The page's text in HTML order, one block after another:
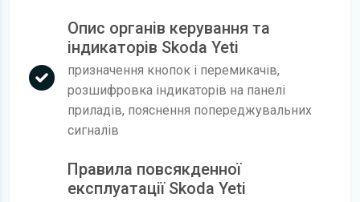
Опис органів керування та
індикаторів Skoda Yeti
призначення кнопок і перемикачів,
розшифровка індикаторів на панелі
приладів, пояснення попереджувальних
сигналів
Правила повсякденної
експлуатації Skoda Yeti